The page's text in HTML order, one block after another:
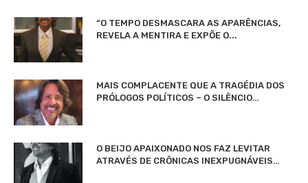
“O TEMPO DESMASCARA AS APARÊNCIAS,
REVELA A MENTIRA E EXPÕE O...
MAIS COMPLACENTE QUE A TRAGÉDIA DOS
PRÓLOGOS POLÍTICOS – O SILÊNCIO…
O BEIJO APAIXONADO NOS FAZ LEVITAR
ATRAVÉS DE CRÔNICAS INEXPUGNÁVEIS…